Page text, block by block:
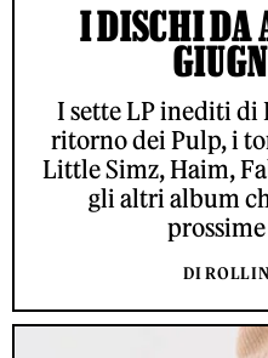
I DISCHI DA
I sette LP inediti di
ritorno dei Pulp, i
Little Simz, Haim,
gli altri album
DI